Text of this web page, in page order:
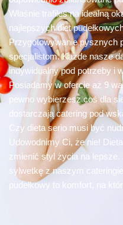
Właśnie trafiłeś na idealną
najlepszych diet
Przygotowywanie pysznych
specjalistom. Każde nasze
indywidualny pod potrzeby i
Posiadamy w ofercie aż 9
pewno wybierzesz coś dla
dostarczają catering pod
Czy dieta serio musi być
Udowodnimy Ci, że nie!
zmienić styl życia na
sylwetkę z naszym
pudełkowy to komfort, na